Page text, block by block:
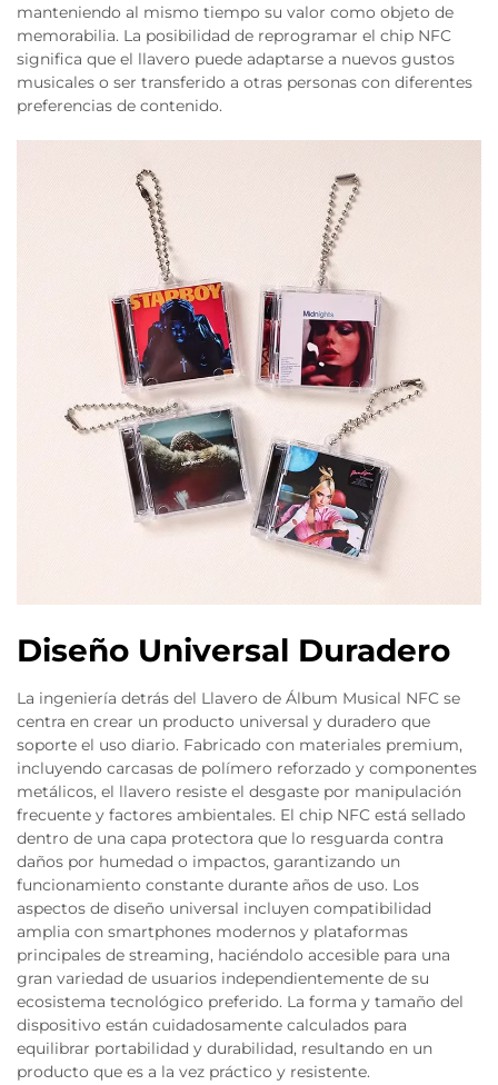
manteniendo al mismo tiempo su valor como objeto de
memorabilia. La posibilidad de reprogramar el chip NFC
significa que el llavero puede adaptarse a nuevos gustos
musicales o ser transferido a otras personas con diferentes
preferencias de contenido.
Diseño Universal Duradero
La ingeniería detrás del Llavero de Álbum Musical NFC se
centra en crear un producto universal y duradero que
soporte el uso diario. Fabricado con materiales premium,
incluyendo carcasas de polímero reforzado y componentes
metálicos, el llavero resiste el desgaste por manipulación
frecuente y factores ambientales. El chip NFC está sellado
dentro de una capa protectora que lo resguarda contra
daños por humedad o impactos, garantizando un
funcionamiento constante durante años de uso. Los
aspectos de diseño universal incluyen compatibilidad
amplia con smartphones modernos y plataformas
principales de streaming, haciéndolo accesible para una
gran variedad de usuarios independientemente de su
ecosistema tecnológico preferido. La forma y tamaño del
dispositivo están cuidadosamente calculados para
equilibrar portabilidad y durabilidad, resultando en un
producto que es a la vez práctico y resistente.